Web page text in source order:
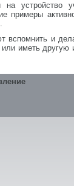
устройство
вспомнить и
иметь другую